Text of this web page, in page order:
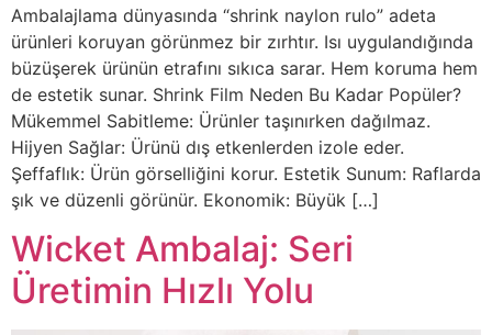
Ambalajlama dünyasında “shrink naylon rulo” adeta
ürünleri koruyan görünmez bir zırhtır. Isı uygulandığında
büzüşerek ürünün etrafını sıkıca sarar. Hem koruma hem
de estetik sunar. Shrink Film Neden Bu Kadar Popüler?
Mükemmel Sabitleme: Ürünler taşınırken dağılmaz.
Hijyen Sağlar: Ürünü dış etkenlerden izole eder.
Şeffaflık: Ürün görselliğini korur. Estetik Sunum: Raflarda
şık ve düzenli görünür. Ekonomik: Büyük […]
Wicket Ambalaj: Seri
Üretimin Hızlı Yolu